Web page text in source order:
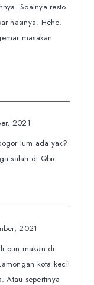
Soalnya resto
nasinya. Hehe.
masakan
2021
lum ada yak?
salah di Qbic
2021
pun makan di
kota kecil
Atau sepertinya